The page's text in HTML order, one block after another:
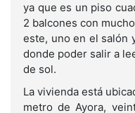
ya que es un piso
2 balcones con
este, uno en el salón
donde poder salir a
de sol.
La vivienda está
metro de Ayora,